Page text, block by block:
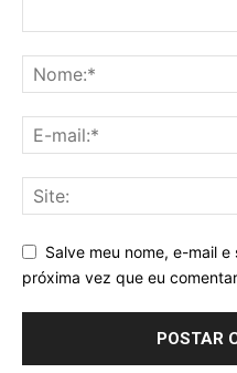
Salve meu nome, e-mail
próxima vez que eu